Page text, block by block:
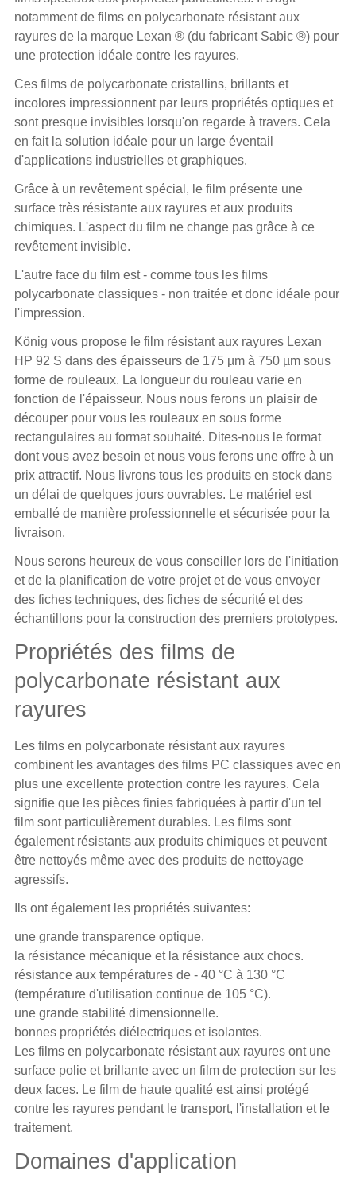
notamment de films en polycarbonate résistant aux
rayures de la marque Lexan ® (du fabricant Sabic ®) pour
une protection idéale contre les rayures.
Ces films de polycarbonate cristallins, brillants et
incolores impressionnent par leurs propriétés optiques et
sont presque invisibles lorsqu'on regarde à travers. Cela
en fait la solution idéale pour un large éventail
d'applications industrielles et graphiques.
Grâce à un revêtement spécial, le film présente une
surface très résistante aux rayures et aux produits
chimiques. L'aspect du film ne change pas grâce à ce
revêtement invisible.
L'autre face du film est - comme tous les films
polycarbonate classiques - non traitée et donc idéale pour
l'impression.
König vous propose le film résistant aux rayures Lexan
HP 92 S dans des épaisseurs de 175 µm à 750 µm sous
forme de rouleaux. La longueur du rouleau varie en
fonction de l'épaisseur. Nous nous ferons un plaisir de
découper pour vous les rouleaux en sous forme
rectangulaires au format souhaité. Dites-nous le format
dont vous avez besoin et nous vous ferons une offre à un
prix attractif. Nous livrons tous les produits en stock dans
un délai de quelques jours ouvrables. Le matériel est
emballé de manière professionnelle et sécurisée pour la
livraison.
Nous serons heureux de vous conseiller lors de l'initiation
et de la planification de votre projet et de vous envoyer
des fiches techniques, des fiches de sécurité et des
échantillons pour la construction des premiers prototypes.
Propriétés des films de
polycarbonate résistant aux
rayures
Les films en polycarbonate résistant aux rayures
combinent les avantages des films PC classiques avec en
plus une excellente protection contre les rayures. Cela
signifie que les pièces finies fabriquées à partir d'un tel
film sont particulièrement durables. Les films sont
également résistants aux produits chimiques et peuvent
être nettoyés même avec des produits de nettoyage
agressifs.
Ils ont également les propriétés suivantes:
une grande transparence optique.
la résistance mécanique et la résistance aux chocs.
résistance aux températures de - 40 °C à 130 °C
(température d'utilisation continue de 105 °C).
une grande stabilité dimensionnelle.
bonnes propriétés diélectriques et isolantes.
Les films en polycarbonate résistant aux rayures ont une
surface polie et brillante avec un film de protection sur les
deux faces. Le film de haute qualité est ainsi protégé
contre les rayures pendant le transport, l'installation et le
traitement.
Domaines d'application